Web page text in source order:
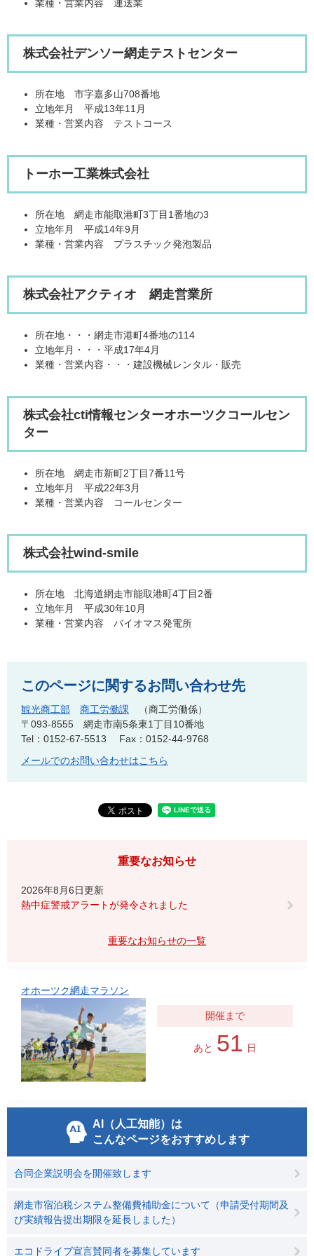
業種・営業内容 運送業
株式会社デンソー網走テストセンター
所在地 市字嘉多山708番地
立地年月 平成13年11月
業種・営業内容 テストコース
トーホー工業株式会社
所在地 網走市能取港町3丁目1番地の3
立地年月 平成14年9月
業種・営業内容 プラスチック発泡製品
株式会社アクティオ 網走営業所
所在地・・・網走市港町4番地の114
立地年月・・・平成17年4月
業種・営業内容・・・建設機械レンタル・販売
株式会社cti情報センターオホーツクコールセン
ター
所在地 網走市新町2丁目7番11号
立地年月 平成22年3月
業種・営業内容 コールセンター
株式会社wind-smile
所在地 北海道網走市能取港町4丁目2番
立地年月 平成30年10月
業種・営業内容 バイオマス発電所
このページに関するお問い合わせ先
観光商工部 商工労働課
商工労働係
〒093-8555
網走市南5条東1丁目10番地
Tel：0152-67-5513
Fax：0152-44-9768
メールでのお問い合わせはこちら
重要なお知らせ
2026年8月6日更新
熱中症警戒アラートが発令されました
重要なお知らせの一覧
オホーツク網走マラソン
あと 51 日
AI（人工知能）は
こんなページをおすすめします
合同企業説明会を開催致します
網走市宿泊税システム整備費補助金について（申請受付期間及
び実績報告提出期限を延長しました）
エコドライブ宣言賛同者を募集しています